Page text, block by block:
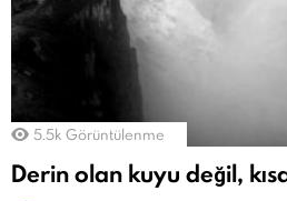
5.5k Görüntülenme
Derin olan kuyu değil,